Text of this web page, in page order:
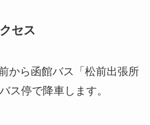
セス
から函館バス「松前出張所
ス停で降車します。